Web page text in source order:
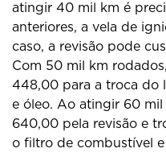
atingir 40 mil km é
anteriores, a vela de
caso, a revisão pode
Com 50 mil km
448,00 para a troca do
e óleo. Ao atingir 60
640,00 pela revisão e
o filtro de combustível e